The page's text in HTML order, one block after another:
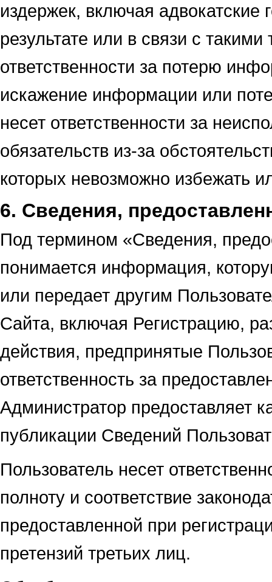
издержек, включая
результате или в связи с
ответственности за потерю
искажение информации или
несет ответственности за
обязательств из-за
которых невозможно избежать
6. Сведения,
Под термином «Сведения,
понимается информация,
или передает другим
Сайта, включая Регистрацию,
действия, предпринятые
ответственность за
Администратор предоставляет
публикации Сведений
Пользователь несет
полноту и соответствие
предоставленной при
претензий третьих лиц.